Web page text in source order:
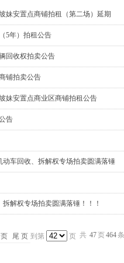
妹安置点商铺拍租（第二场）延期
5年）拍租公告
回收权拍卖公告
铺拍卖公告
妹安置点商业区商铺拍租公告
告
车回收、拆解权专场拍卖圆满落锤
解权专场拍卖圆满落锤！！！
尾 页 到第 页 共 47页464条